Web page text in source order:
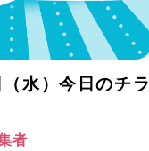
水）今日のチラ
者